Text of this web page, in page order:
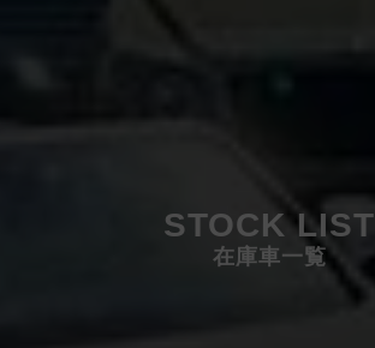
STOCK LIST
在庫車一覧